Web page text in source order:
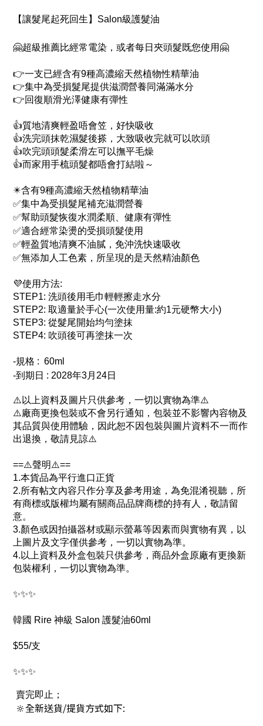
【讓髮尾起死回生】Salon級護髮油
🤗超級推薦比經常電染，或者每日夾頭髮既您使用🤗
👉一支已經含有9種高濃縮天然植物性精華油
👉集中為受損髮尾提供滋潤營養同滿滿水分
👉回復順滑光澤健康有彈性
👍質地清爽輕盈唔會笠，好快吸收
👍洗完頭抹乾濕髮後搽，大致吸收完就可以吹頭
👍吹完頭頭髮柔滑左可以撫平毛燥
👍而家用手梳頭髮都唔會打結啦～
✴️含有9種高濃縮天然植物精華油
✅集中為受損髮尾補充滋潤營養
✅幫助頭髮恢復水潤柔順、健康有彈性
✅適合經常染燙的受損頭髮使用
✅輕盈質地清爽不油膩，免沖洗快速吸收
✅無添加人工色素，所呈現的是天然精油顏色
💜使用方法:
STEP1: 洗頭後用毛巾輕輕擦走水分
STEP2: 取適量於手心(一次使用量:約1元硬幣大小)
STEP3: 從髮尾開始均勻塗抹
STEP4: 吹頭後可再塗抹一次
-規格 : 60ml
-到期日 : 2028年3月24日
⚠️ 以上資料及圖片只供參考，一切以實物為準⚠️
⚠️廠商更換包裝或不會另行通知，包裝並不影響內容物及
其品質與使用體驗，因此恕不因包裝與圖片資料不一而作
出退換，敬請見諒⚠️
==⚠️聲明⚠️==
1.本貨品為平行進口正貨
2.所有帖文內容只作分享及參考用途，為免混淆視聽，所
有商標或版權均屬有關商品品牌商標的持有人，敬請留
意。
3.顏色或因拍攝器材或顯示螢幕等因素而與實物有異，以
上圖片及文字僅供參考，一切以實物為準。
4.以上資料及外盒包裝只供參考，商品外盒原廠有更換新
包裝權利，一切以實物為準。
✨✨✨
韓國 Rire 神級 Salon 護髮油60ml
$55/支
✨✨✨
賣完即止；
🔆全新送貨/提貨方式如下: